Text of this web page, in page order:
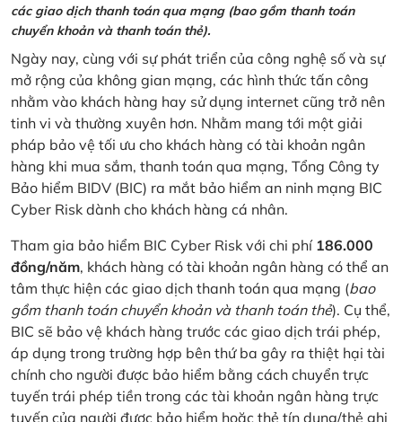
các giao dịch thanh toán qua mạng (bao gồm thanh toán
chuyển khoản và thanh toán thẻ).
Ngày nay, cùng với sự phát triển của công nghệ số và sự
mở rộng của không gian mạng, các hình thức tấn công
nhằm vào khách hàng hay sử dụng internet cũng trở nên
tinh vi và thường xuyên hơn. Nhằm mang tới một giải
pháp bảo vệ tối ưu cho khách hàng có tài khoản ngân
hàng khi mua sắm, thanh toán qua mạng, Tổng Công ty
Bảo hiểm BIDV (BIC) ra mắt bảo hiểm an ninh mạng BIC
Cyber Risk dành cho khách hàng cá nhân.
Tham gia bảo hiểm BIC Cyber Risk với chi phí 186.000
đồng/năm, khách hàng có tài khoản ngân hàng có thể an
tâm thực hiện các giao dịch thanh toán qua mạng (bao
gồm thanh toán chuyển khoản và thanh toán thẻ). Cụ thể,
BIC sẽ bảo vệ khách hàng trước các giao dịch trái phép,
áp dụng trong trường hợp bên thứ ba gây ra thiệt hại tài
chính cho người được bảo hiểm bằng cách chuyển trực
tuyến trái phép tiền trong các tài khoản ngân hàng trực
tuyến của người được bảo hiểm hoặc thẻ tín dụng/thẻ ghi